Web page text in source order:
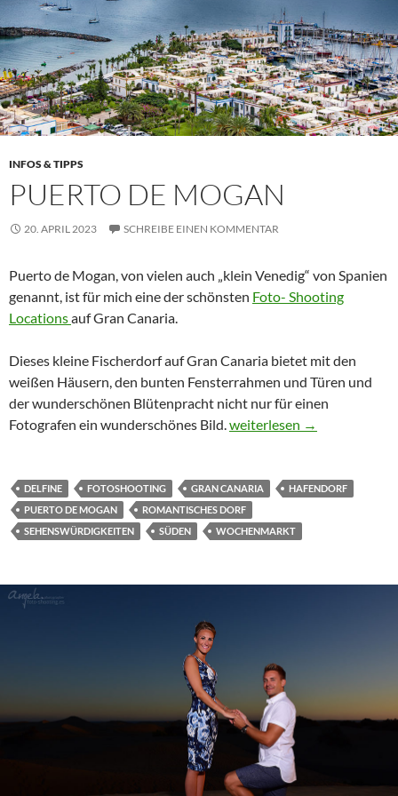
INFOS & TIPPS
PUERTO DE MOGAN
20. APRIL 2023 SCHREIBE EINEN KOMMENTAR
Puerto de Mogan, von vielen auch „klein Venedig“ von Spanien
genannt, ist für mich eine der schönsten Foto- Shooting
Locationsauf Gran Canaria.
Dieses kleine Fischerdorf auf Gran Canaria bietet mit den
weißen Häusern, den bunten Fensterrahmen und Türen und
der wunderschönen Blütenpracht nicht nur für einen
Fotografen ein wunderschönes Bild.Puerto de Mogan
weiterlesen →
DELFINE FOTOSHOOTING GRAN CANARIA
HAFENDORF
PUERTO DE MOGAN
ROMANTISCHES DORF
SEHENSWÜRDIGKEITEN
SÜDEN WOCHENMARKT